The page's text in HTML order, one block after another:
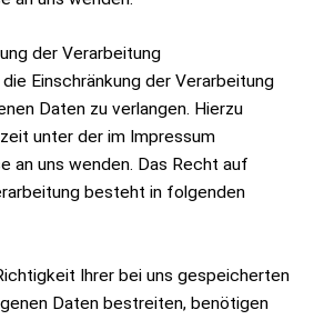
der Verarbeitung
Einschränkung der Verarbeitung
Daten zu verlangen. Hierzu
unter der im Impressum
an uns wenden. Das Recht auf
besteht in folgenden
Ihrer bei uns gespeicherten
Daten bestreiten, benötigen